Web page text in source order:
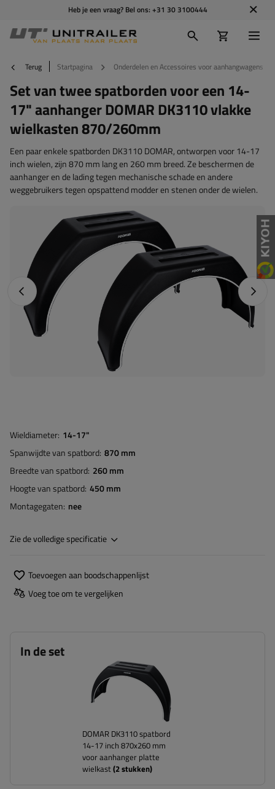
Heb je een vraag? Bel ons: +31 30 3100444
Terug Startpagina Onderdelen en Accessoires voor aanhangwagens
Set van twee spatborden voor een 14-
17" aanhanger DOMAR DK3110 vlakke
wielkasten 870/260mm
Een paar enkele spatborden DK3110 DOMAR, ontworpen voor 14-17
inch wielen, zijn 870 mm lang en 260 mm breed. Ze beschermen de
aanhanger en de lading tegen mechanische schade en andere
weggebruikers tegen opspattend modder en stenen onder de wielen.
Vorige foto
Wieldiameter 14-17"
Spanwijdte van spatbord 870 mm
Breedte van spatbord 260 mm
Hoogte van spatbord 450 mm
Montagegaten nee
Zie de volledige specificatie
Toevoegen aan boodschappenlijst
Voeg toe om te vergelijken
In de set
DOMAR DK3110 spatbord
14-17 inch 870x260 mm
voor aanhanger platte
wielkast(2stukken)